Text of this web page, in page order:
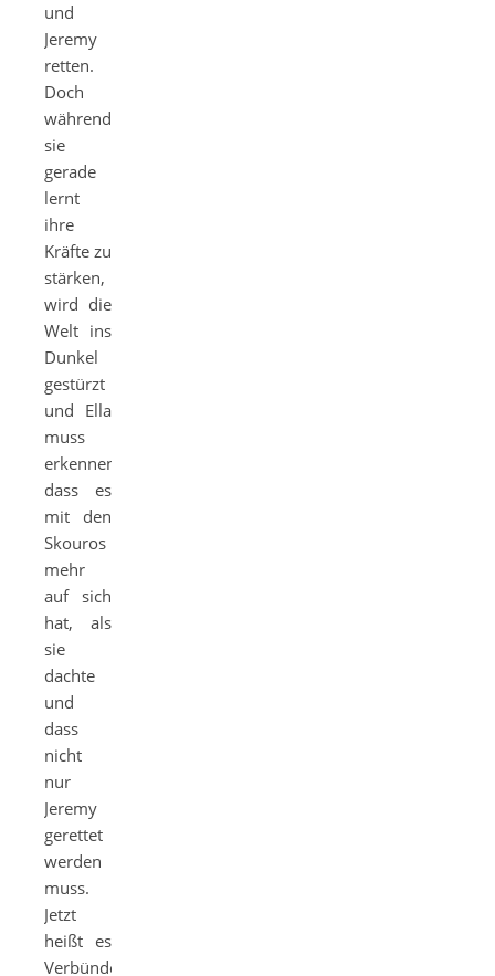
und
Jeremy
retten.
Doch
während
sie
gerade
lernt
ihre
Kräfte zu
stärken,
wird die
Welt ins
Dunkel
gestürzt
und Ella
muss
erkennen,
dass es
mit den
Skouros
mehr
auf sich
hat, als
sie
dachte
und
dass
nicht
nur
Jeremy
gerettet
werden
muss.
Jetzt
heißt es
Verbündete